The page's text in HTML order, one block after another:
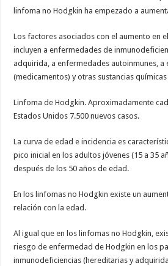
linfoma no Hodgkin ha empezado a
Los factores asociados con el aumento en
incluyen a enfermedades de
adquirida, a enfermedades autoinmunes,
(medicamentos) y otras sustancias
Linfoma de Hodgkin. Aproximadamente
Estados Unidos 7.500 nuevos casos.
La curva de edad e incidencia es
pico inicial en los adultos jóvenes (15 a 35
después de los 50 años de edad.
En los linfomas no Hodgkin existe un
relación con la edad.
Al igual que en los linfomas no Hodgkin,
riesgo de enfermedad de Hodgkin en los
inmunodeficiencias (hereditarias y